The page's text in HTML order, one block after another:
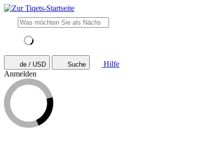
de / USD Suche
Hilfe
Anmelden